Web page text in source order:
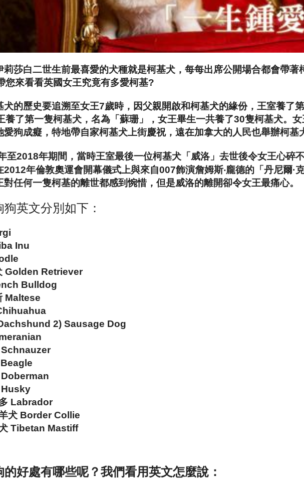
莉莎白二世生前最喜愛的犬種就是柯基犬，每每出席公開場合都會帶著
您來看看英國女王究竟有多愛柯基?
犬的歷史要追溯至女王7歲時，因父親開啟和柯基犬的緣份，王室養了
養了第一隻柯基犬，名為「蘇珊」，女王畢生一共養了30隻柯基犬。 女
愛狗成癡，特地帶自家柯基犬上街慶祝，遠在加拿大的人民也舉辦柯基
至2018年期間，當時王室最後一位柯基犬「威洛」去世後令女王心碎
2012年倫敦奧運會開幕儀式上與來自007飾演詹姆斯‧龐德的「丹尼爾·
對任何一隻柯基的離世都感到惋惜，但是威洛的離開卻令女王最痛心。
英文分別如下：
Inu
Golden Retriever
Bulldog
Maltese
2) Sausage Dog
Schnauzer
Doberman
Husky
Labrador
犬 Border Collie
Tibetan Mastiff
的好處有哪些呢？我們看用英文怎麼說：